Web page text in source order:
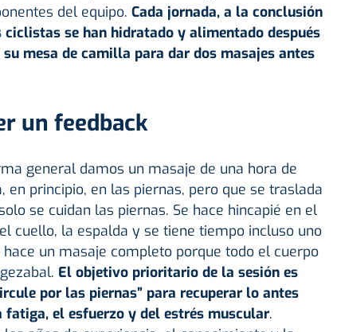
del equipo. Cada jornada, a la conclusión
ciclistas se han hidratado y alimentado después
mesa de camilla para dar dos masajes antes
un feedback
general damos un masaje de una hora de
en principio, en las piernas, pero que se traslada
se cuidan las piernas. Se hace hincapié en el
cuello, la espalda y se tiene tiempo incluso uno
un masaje completo porque todo el cuerpo
El objetivo prioritario de la sesión es
por las piernas” para recuperar lo antes
el esfuerzo y del estrés muscular.